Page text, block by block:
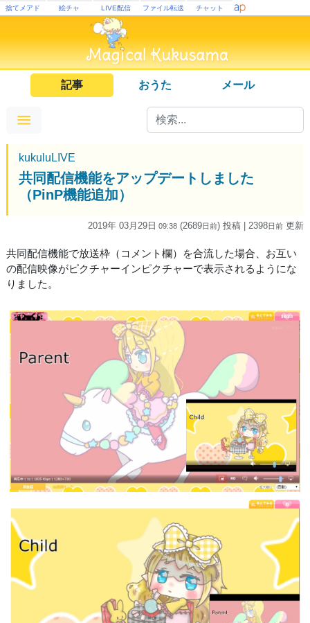
捨てメアド 絵チャ LIVE配信 ファイル転送 チャット
記事 おうた メール
kukuluLIVE
共同配信機能をアップデートしました
（PinP機能追加）
2019年 03月29日 09:38 (2689日前) 投稿 | 2398日前 更新
共同配信機能で放送枠（コメント欄）を合流した場合、お互い
の配信映像がピクチャーインピクチャーで表示されるようにな
りました。